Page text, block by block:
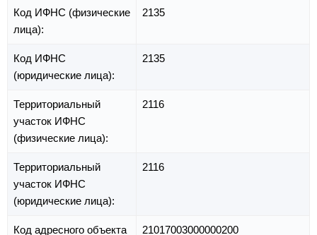
Код ИФНС (физические
лица):
2135
Код ИФНС
(юридические лица):
2135
Территориальный
участок ИФНС
(физические лица):
2116
Территориальный
участок ИФНС
(юридические лица):
2116
Код адресного объекта
21017003000000200